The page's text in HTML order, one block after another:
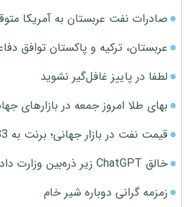
صادرات نفت عربستان به آمریکا
عربستان، ترکیه و پاکستان توافق
لطفا در پاییز غافل‌گیر نشوید
بهای طلا امروز جمعه در بازارهای
قیمت نفت در بازار جهانی؛ برنت به 83 دلار رسید
خالق ChatGPT زیر ذره‌بین وزارت دادگستری آمریکا
زمزمه گرانی دوباره شیر خام